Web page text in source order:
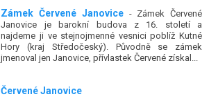
Zámek Červené Janovice- Zámek Červené
Janovice je barokní budova z 16. století a
najdeme ji ve stejnojmenné vesnici poblíž Kutné
Hory (kraj Středočeský). Původně se zámek
jmenoval jen Janovice, přívlastek Červené získal...
Červené Janovice